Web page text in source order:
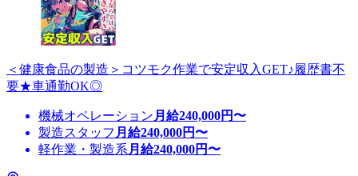
＜健康食品の製造＞コツモク作業で安定収入GET♪履歴書不
要★車通勤OK◎
機械オペレーション 月給240,000円〜
製造スタッフ 月給240,000円〜
軽作業・製造系 月給240,000円〜